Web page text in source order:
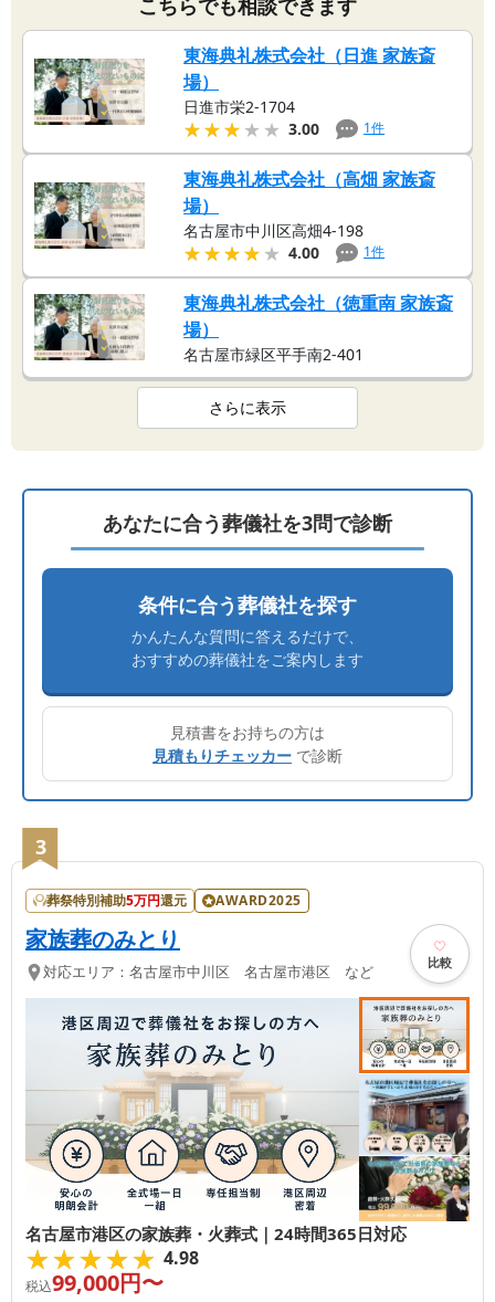
東海典礼株式会社（日進 家族斎
場）
日進市栄2-1704
★★★★★
★★★★★ 3.00 1件
東海典礼株式会社（高畑 家族斎
場）
名古屋市中川区高畑4-198
★★★★★
★★★★★ 4.00 1件
東海典礼株式会社（徳重南 家族斎
場）
名古屋市緑区平手南2-401
さらに表示
あなたに合う葬儀社を3問で診断
条件に合う葬儀社を探す
かんたんな質問に答えるだけで、
おすすめの葬儀社をご案内します
見積書をお持ちの方は
見積もりチェッカー で診断
3
葬祭特別補助5万円還元 AWARD2025
家族葬のみとり
対応エリア： 名古屋市中川区 名古屋市港区 など 比較
名古屋市港区の家族葬・火葬式｜24時間365日対応
★★★★★
★★★★★ 4.98
税込99,000円〜